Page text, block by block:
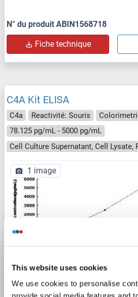
This website uses cookies
We use cookies to personalise
N° du produit ABIN1568718
Fiche technique
C4A Kit ELISA
C4a Reactivité: Souris
78.125 pg/mL - 5000 pg/mL
1 image
N° du produit ABIN1568717